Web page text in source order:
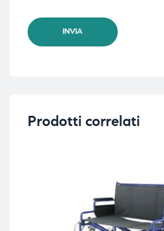
Prodotti correlati